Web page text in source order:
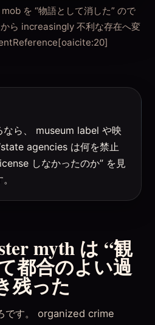
を “物語として消した” ので
ら increasingly 不利な存在へ変
ら、 museum label や映
agencies は何を禁止
しなかったのか” を見
myth は “観
都合のよい過
残った
です。 organized crime